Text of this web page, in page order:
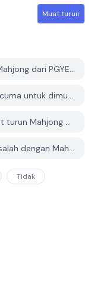
Muat turun
Bagaimana saya boleh memuat turun Mahjong dari PGYER APK HUB?
Adakah Mahjong di PGYER APK HUB percuma untuk dimuat turun?
Adakah saya perlu akaun untuk memuat turun Mahjong dari PGYER APK HUB?
Bagaimana saya boleh melaporkan masalah dengan Mahjong di PGYER APK HUB?
Tidak